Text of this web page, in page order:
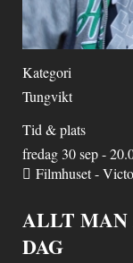
Kategori
Tungvikt
Tid & plats
fredag 30 sep -
Filmhuset -
ALLT MAN
DAG